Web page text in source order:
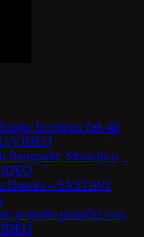
Izvedeno čak 40
VIDEO
Beogradu; Situacija u
Hapoel – SASTAVI
pogodio putnički voz;